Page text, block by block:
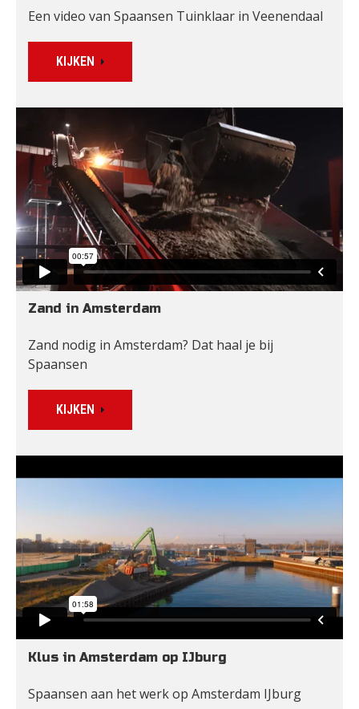
Een video van Spaansen Tuinklaar in Veenendaal
KIJKEN
Zand in Amsterdam
Zand nodig in Amsterdam? Dat haal je bij
Spaansen
KIJKEN
Klus in Amsterdam op IJburg
Spaansen aan het werk op Amsterdam IJburg